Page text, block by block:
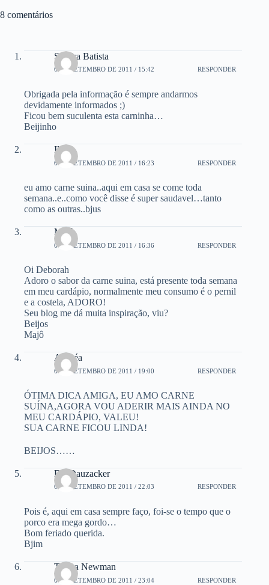
8 comentários
Sandra Batista
6 DE SETEMBRO DE 2011 / 15:42 RESPONDER
Obrigada pela informação é sempre andarmos
devidamente informados ;)
Ficou bem suculenta esta carninha…
Beijinho
Iliane
6 DE SETEMBRO DE 2011 / 16:23 RESPONDER
eu amo carne suina..aqui em casa se come toda
semana..e..como você disse é super saudavel…tanto
como as outras..bjus
Majô
6 DE SETEMBRO DE 2011 / 16:36 RESPONDER
Oi Deborah
Adoro o sabor da carne suina, está presente toda semana
em meu cardápio, normalmente meu consumo é o pernil
e a costela, ADORO!
Seu blog me dá muita inspiração, viu?
Beijos
Majô
Andréa
6 DE SETEMBRO DE 2011 / 19:00 RESPONDER
ÓTIMA DICA AMIGA, EU AMO CARNE
SUÍNA,AGORA VOU ADERIR MAIS AINDA NO
MEU CARDÁPIO, VALEU!
SUA CARNE FICOU LINDA!
BEIJOS……
Dri Dauzacker
6 DE SETEMBRO DE 2011 / 22:03 RESPONDER
Pois é, aqui em casa sempre faço, foi-se o tempo que o
porco era mega gordo…
Bom feriado querida.
Bjim
Teresa Newman
6 DE SETEMBRO DE 2011 / 23:04 RESPONDER